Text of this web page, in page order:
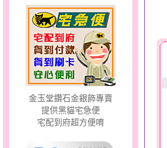
天真Rody～金銀鋼套鍊
金玉堂鑽石金銀飾專賣
提供黑貓宅急便
宅配到府超方便唷